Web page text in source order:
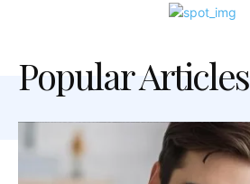
Popular Articles